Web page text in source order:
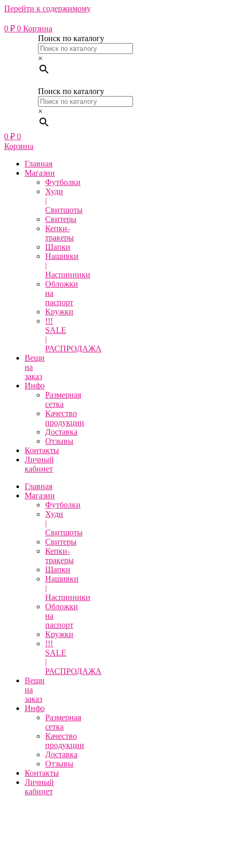
Перейти к содержимому
0 ₽ 0 Корзина
Поиск по каталогу
×
Поиск по каталогу
×
0 ₽ 0
Корзина
Главная
Магазин
Футболки
Худи
|
Свитшоты
Свитеры
Кепки-
тракеры
Шапки
Нашивки
|
Наспинники
Обложки
на
паспорт
Кружки
!!!
SALE
|
РАСПРОДАЖА
Вещи
на
заказ
Инфо
Размерная
сетка
Качество
продукции
Доставка
Отзывы
Контакты
Личный
кабинет
Главная
Магазин
Футболки
Худи
|
Свитшоты
Свитеры
Кепки-
тракеры
Шапки
Нашивки
|
Наспинники
Обложки
на
паспорт
Кружки
!!!
SALE
|
РАСПРОДАЖА
Вещи
на
заказ
Инфо
Размерная
сетка
Качество
продукции
Доставка
Отзывы
Контакты
Личный
кабинет